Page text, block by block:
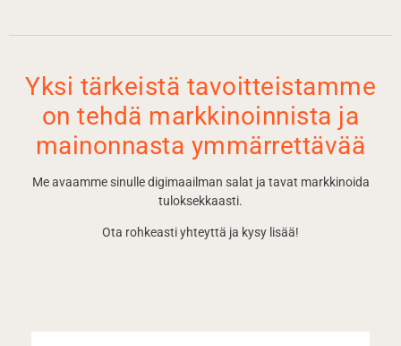
Yksi tärkeistä tavoitteistamme
on tehdä markkinoinnista ja
mainonnasta ymmärrettävää
Me avaamme sinulle digimaailman salat ja tavat markkinoida
tuloksekkaasti.
Ota rohkeasti yhteyttä ja kysy lisää!